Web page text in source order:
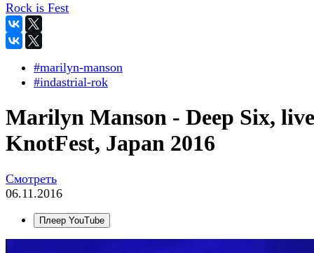
Rock is Fest
#marilyn-manson
#indastrial-rok
Marilyn Manson - Deep Six,
KnotFest, Japan 2016
Смотреть
06.11.2016
Плеер YouTube